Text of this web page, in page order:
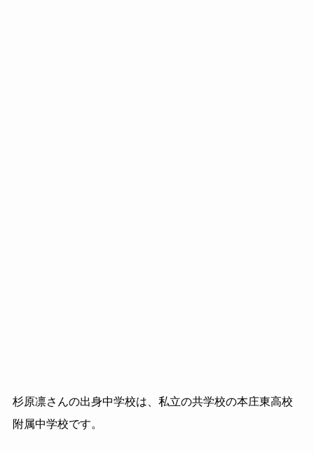
杉原凛さんの出身中学校は、私立の共学校の本庄東高校
附属中学校です。